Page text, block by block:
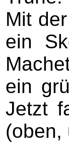
Mit
ein
ein
Jetzt
(oben,